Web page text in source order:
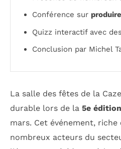
Conférence sur
Quizz interactif avec
Conclusion par Michel
La salle des fêtes de la
durable lors de la 5e
mars. Cet événement,
nombreux acteurs du